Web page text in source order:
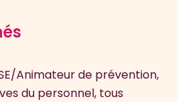
Animateur de prévention,
du personnel, tous